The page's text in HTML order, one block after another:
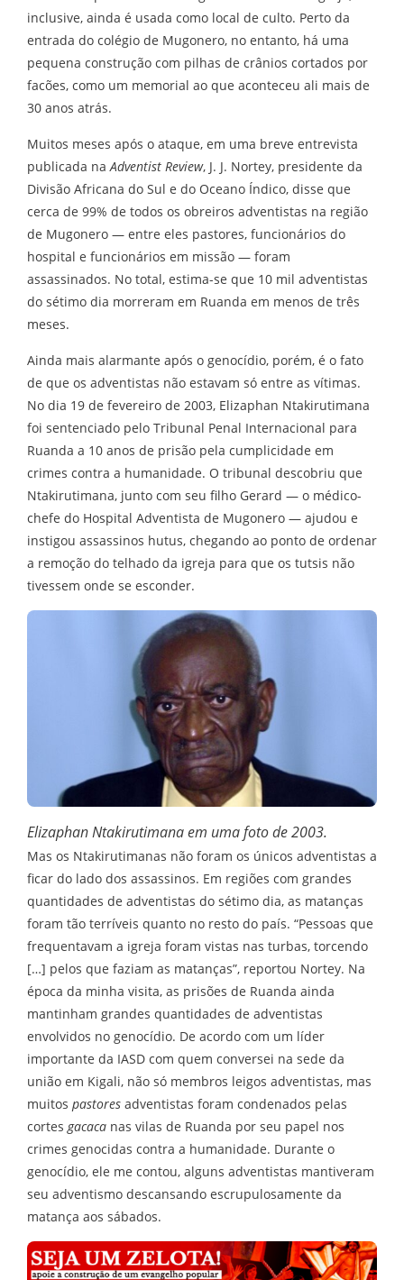
inclusive, ainda é usada como local de culto. Perto da
entrada do colégio de Mugonero, no entanto, há uma
pequena construção com pilhas de crânios cortados por
facões, como um memorial ao que aconteceu ali mais de
30 anos atrás.
Muitos meses após o ataque, em uma breve entrevista
publicada naAdventist Review, J. J. Nortey, presidente da
Divisão Africana do Sul e do Oceano Índico, disse que
cerca de 99% de todos os obreiros adventistas na região
de Mugonero — entre eles pastores, funcionários do
hospital e funcionários em missão — foram
assassinados. No total, estima-se que 10 mil adventistas
do sétimo dia morreram em Ruanda em menos de três
meses.
Ainda mais alarmante após o genocídio, porém, é o fato
de que os adventistas não estavam só entre as vítimas.
No dia 19 de fevereiro de 2003, Elizaphan Ntakirutimana
foi sentenciado pelo Tribunal Penal Internacional para
Ruanda a 10 anos de prisão pela cumplicidade em
crimes contra a humanidade. O tribunal descobriu que
Ntakirutimana, junto com seu filho Gerard — o médico-
chefe do Hospital Adventista de Mugonero — ajudou e
instigou assassinos hutus, chegando ao ponto de ordenar
a remoção do telhado da igreja para que os tutsis não
tivessem onde se esconder.
Elizaphan Ntakirutimana em uma foto de 2003.
Mas os Ntakirutimanas não foram os únicos adventistas a
ficar do lado dos assassinos. Em regiões com grandes
quantidades de adventistas do sétimo dia, as matanças
foram tão terríveis quanto no resto do país. “Pessoas que
frequentavam a igreja foram vistas nas turbas, torcendo
[…] pelos que faziam as matanças”, reportou Nortey. Na
época da minha visita, as prisões de Ruanda ainda
mantinham grandes quantidades de adventistas
envolvidos no genocídio. De acordo com um líder
importante da IASD com quem conversei na sede da
união em Kigali, não só membros leigos adventistas, mas
muitos pastores adventistas foram condenados pelas
cortesgacaca nas vilas de Ruanda por seu papel nos
crimes genocidas contra a humanidade. Durante o
genocídio, ele me contou, alguns adventistas mantiveram
seu adventismo descansando escrupulosamente da
matança aos sábados.